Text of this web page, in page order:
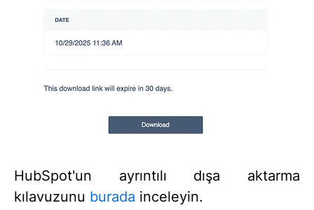
HubSpot'un ayrıntılı dışa aktarma
kılavuzunu burada inceleyin.